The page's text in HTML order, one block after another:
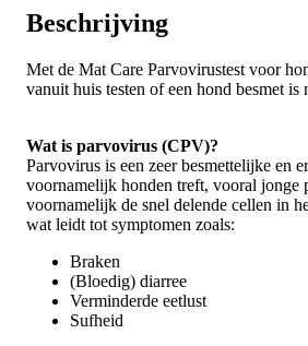
Beschrijving
Met de Mat Care Parvovirustest voor
vanuit huis testen of een hond besmet is
Wat is parvovirus (CPV)?
Parvovirus is een zeer besmettelijke en
voornamelijk honden treft, vooral jonge
voornamelijk de snel delende cellen in
wat leidt tot symptomen zoals:
Braken
(Bloedig) diarree
Verminderde eetlust
Sufheid